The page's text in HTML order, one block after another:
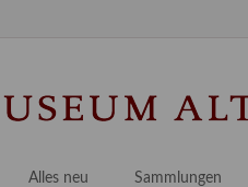
Alles neu Sammlungen